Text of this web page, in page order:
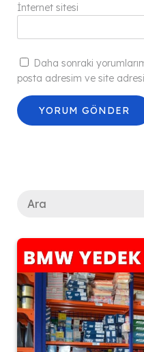
İnternet sitesi
Daha sonraki
posta adresim ve site